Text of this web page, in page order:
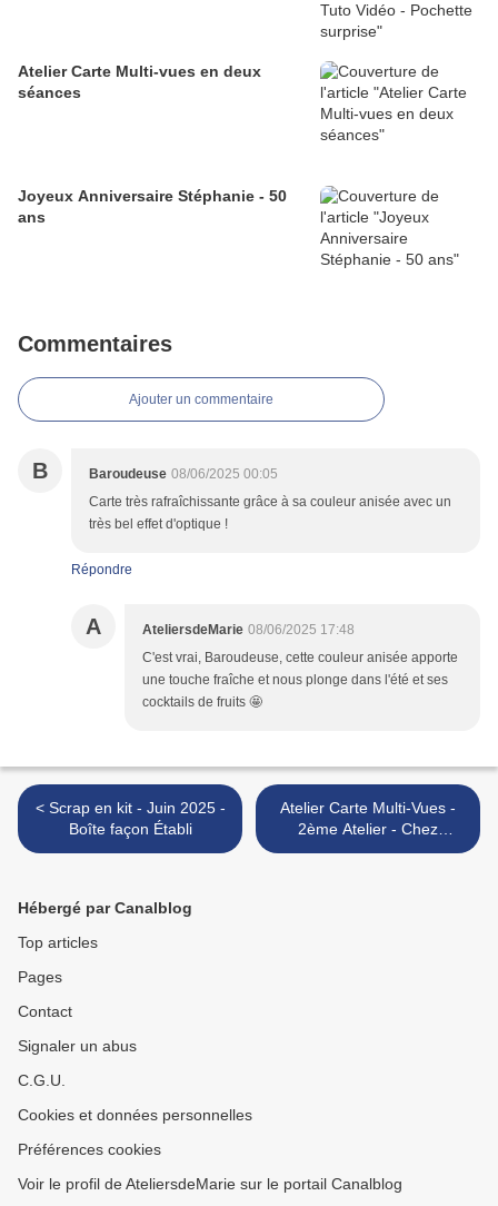
Atelier Carte Multi-vues en deux
séances
Joyeux Anniversaire Stéphanie - 50
ans
Commentaires
Ajouter un commentaire
B Baroudeuse 08/06/2025 00:05
Carte très rafraîchissante grâce à sa couleur anisée avec un
très bel effet d'optique !
Répondre
A AteliersdeMarie 08/06/2025 17:48
C'est vrai, Baroudeuse, cette couleur anisée apporte
une touche fraîche et nous plonge dans l'été et ses
cocktails de fruits 🤩
< Scrap en kit - Juin 2025 -
Boîte façon Établi
Atelier Carte Multi-Vues -
2ème Atelier - Chez
Françoise L. >
Hébergé par Canalblog
Top articles
Pages
Contact
Signaler un abus
C.G.U.
Cookies et données personnelles
Préférences cookies
Voir le profil de AteliersdeMarie sur le portail Canalblog